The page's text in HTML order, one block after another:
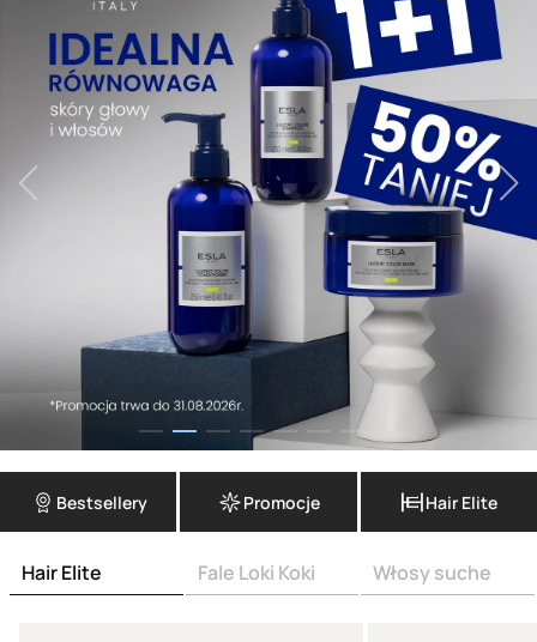
Bestsellery Promocje Hair Elite
Hair Elite Fale Loki Koki Włosy suche